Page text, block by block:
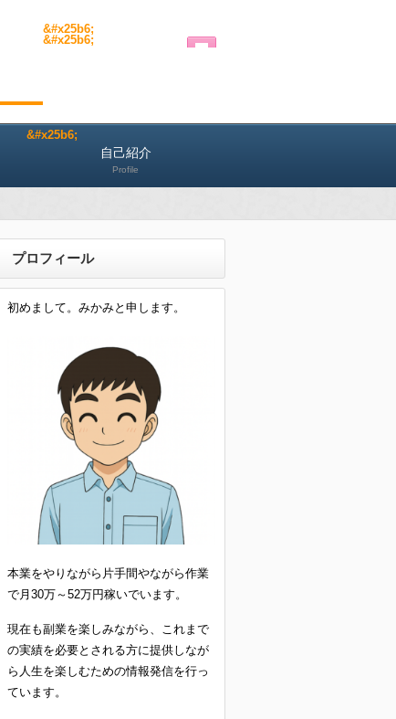
自己紹介
Profile
プロフィール
初めまして。みかみと申します。
本業をやりながら片手間やながら作業
で月30万～52万円稼いでいます。
現在も副業を楽しみながら、これまで
の実績を必要とされる方に提供しなが
ら人生を楽しむための情報発信を行っ
ています。